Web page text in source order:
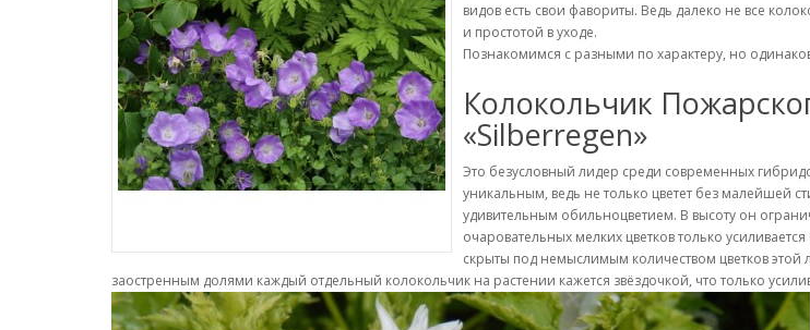
видов есть свои фавориты. Ведь далеко не все
и простотой в уходе.
Познакомимся с разными по характеру, но
Колокольчик
«Silberregen»
Это безусловный лидер среди современных
уникальным, ведь не только цветет без малейшей
удивительным обильноцветием. В высоту он
очаровательных мелких цветков только
скрыты под немыслимым количеством цветков
заостренным долями каждый отдельный колокольчик на растении кажется звёздочкой, что только